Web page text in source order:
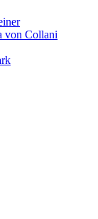
von Collani